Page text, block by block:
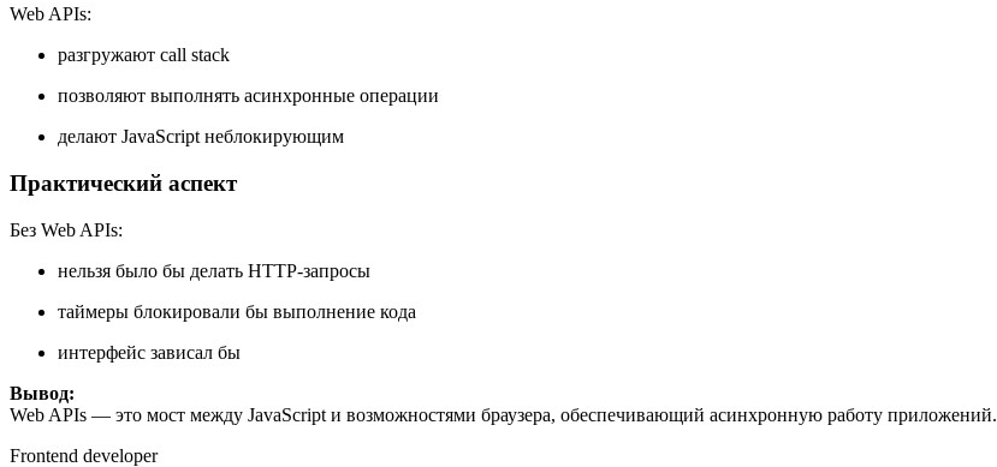
Web APIs:
разгружают call stack
позволяют выполнять асинхронные операции
делают JavaScript неблокирующим
Практический аспект
Без Web APIs:
нельзя было бы делать HTTP-запросы
таймеры блокировали бы выполнение кода
интерфейс зависал бы
Вывод:
Web APIs — это мост между JavaScript и возможностями браузера, обеспечивающий асинхронную работу приложений.
Frontend developer